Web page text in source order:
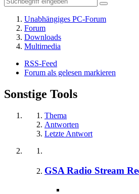
Unabhängiges PC-Forum
Forum
Downloads
Multimedia
RSS-Feed
Forum als gelesen markieren
Sonstige Tools
Thema
Antworten
Letzte Antwort
GSA Radio Stream